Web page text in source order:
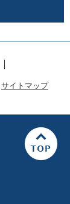
サイトマップ